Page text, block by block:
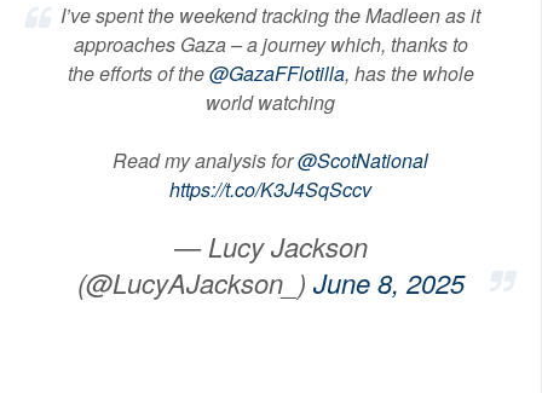
I’ve spent the weekend tracking the Madleen as it
approaches Gaza – a journey which, thanks to
the efforts of the@GazaFFlotilla, has the whole
world watching
Read my analysis for@ScotNational
https://t.co/K3J4SqSccv
— Lucy Jackson
(@LucyAJackson_) June 8, 2025